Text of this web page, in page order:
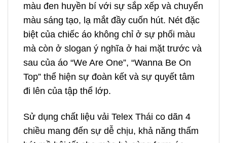
màu đen huyền bí với sự sắp xếp và chuyển
màu sáng tạo, lạ mắt đầy cuốn hút. Nét đặc
biệt của chiếc áo không chỉ ở sự phối màu
mà còn ở slogan ý nghĩa ở hai mặt trước và
sau của áo “We Are One”, “Wanna Be On
Top” thể hiện sự đoàn kết và sự quyết tâm
đi lên của tập thể lớp.
Sử dụng chất liệu vải Telex Thái co dãn 4
chiều mang đến sự dễ chịu, khả năng thấm